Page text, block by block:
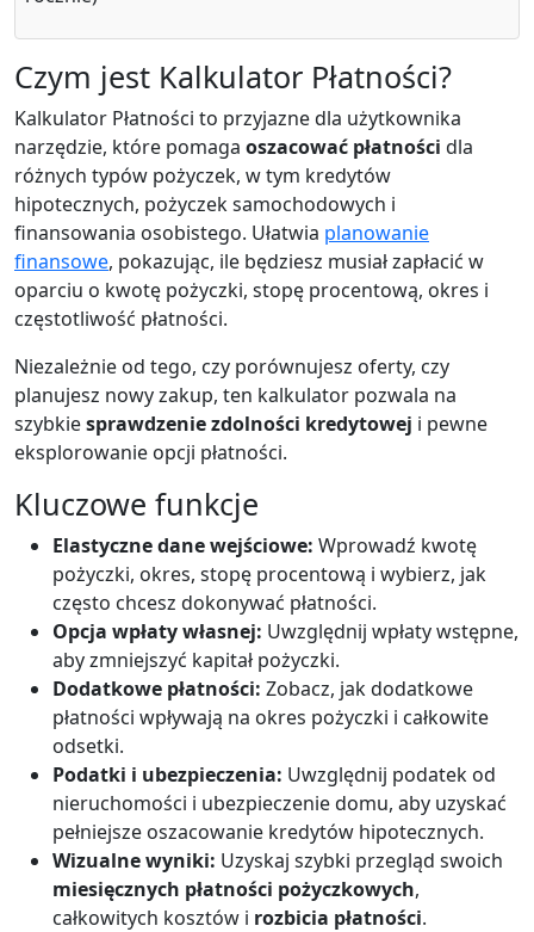
Czym jest Kalkulator Płatności?
Kalkulator Płatności to przyjazne dla użytkownika
narzędzie, które pomaga oszacować płatności dla
różnych typów pożyczek, w tym kredytów
hipotecznych, pożyczek samochodowych i
finansowania osobistego. Ułatwia planowanie
finansowe, pokazując, ile będziesz musiał zapłacić w
oparciu o kwotę pożyczki, stopę procentową, okres i
częstotliwość płatności.
Niezależnie od tego, czy porównujesz oferty, czy
planujesz nowy zakup, ten kalkulator pozwala na
szybkiesprawdzenie zdolności kredytowej i pewne
eksplorowanie opcji płatności.
Kluczowe funkcje
Elastyczne dane wejściowe: Wprowadź kwotę
pożyczki, okres, stopę procentową i wybierz, jak
często chcesz dokonywać płatności.
Opcja wpłaty własnej: Uwzględnij wpłaty wstępne,
aby zmniejszyć kapitał pożyczki.
Dodatkowe płatności: Zobacz, jak dodatkowe
płatności wpływają na okres pożyczki i całkowite
odsetki.
Podatki i ubezpieczenia: Uwzględnij podatek od
nieruchomości i ubezpieczenie domu, aby uzyskać
pełniejsze oszacowanie kredytów hipotecznych.
Wizualne wyniki: Uzyskaj szybki przegląd swoich
miesięcznych płatności pożyczkowych,
całkowitych kosztów i rozbicia płatności.